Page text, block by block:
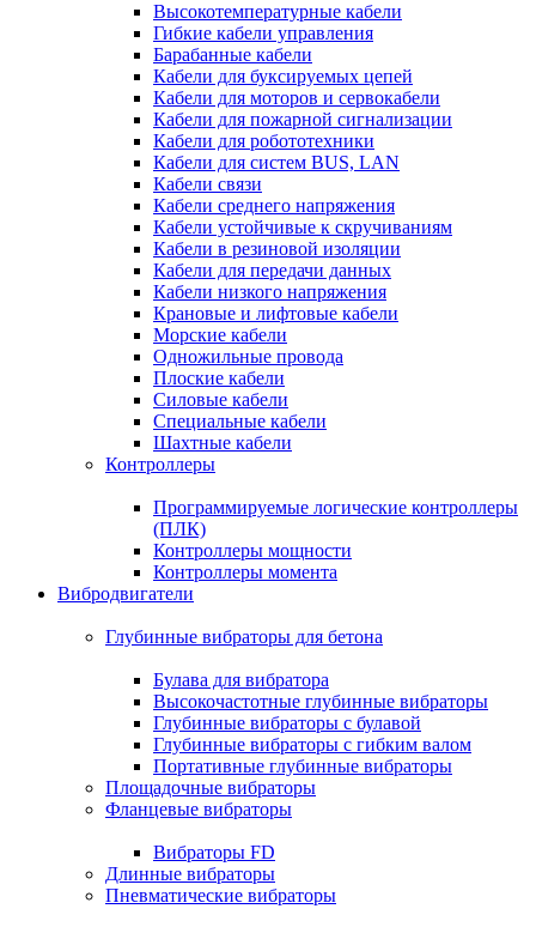
Высокотемпературные кабели
Гибкие кабели управления
Барабанные кабели
Кабели для буксируемых цепей
Кабели для моторов и сервокабели
Кабели для пожарной сигнализации
Кабели для робототехники
Кабели для систем BUS, LAN
Кабели связи
Кабели среднего напряжения
Кабели устойчивые к скручиваниям
Кабели в резиновой изоляции
Кабели для передачи данных
Кабели низкого напряжения
Крановые и лифтовые кабели
Морские кабели
Одножильные провода
Плоские кабели
Силовые кабели
Специальные кабели
Шахтные кабели
Контроллеры
Программируемые логические контроллеры
(ПЛК)
Контроллеры мощности
Контроллеры момента
Вибродвигатели
Глубинные вибраторы для бетона
Булава для вибратора
Высокочастотные глубинные вибраторы
Глубинные вибраторы с булавой
Глубинные вибраторы с гибким валом
Портативные глубинные вибраторы
Площадочные вибраторы
Фланцевые вибраторы
Вибраторы FD
Длинные вибраторы
Пневматические вибраторы